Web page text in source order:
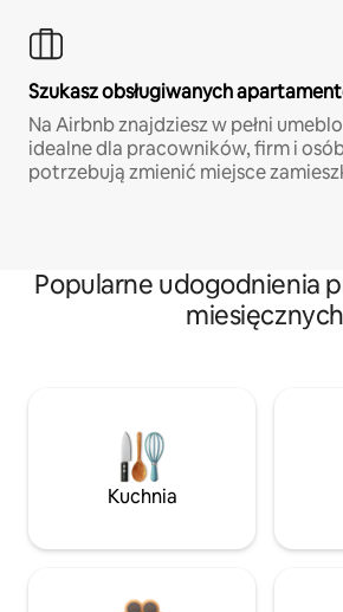
Szukasz obsługiwanych
Na Airbnb znajdziesz w pełni
idealne dla pracowników, firm i
potrzebują zmienić miejsce
Popularne udogodnienia
miesięcznych
Kuchnia